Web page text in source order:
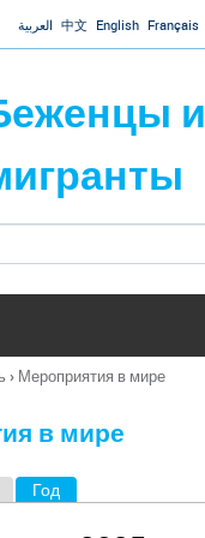
Jump to navigationالعربية 中文 English Français
и
› Мероприятия в мире
в мире
Год